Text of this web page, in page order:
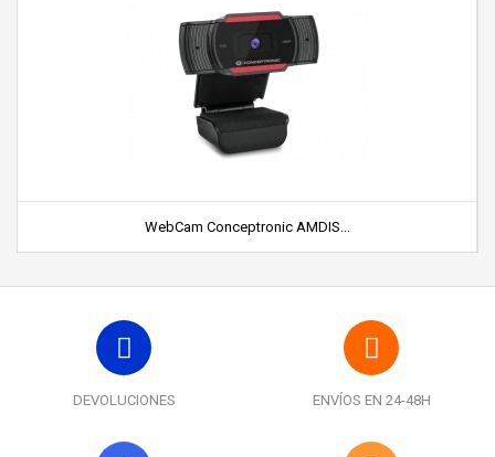
WebCam Conceptronic AMDIS...
DEVOLUCIONES ENVÍOS EN 24-48H